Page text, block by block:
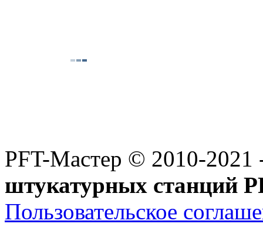
PFT-Мастер © 2010-
штукатурных станций
Пользовательское